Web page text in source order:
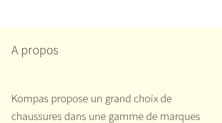
A propos
Kompas propose un grand choix de
chaussures dans une gamme de marques